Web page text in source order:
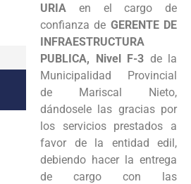
Intranet
URIA en el cargo de
confianza de GERENTE DE
INFRAESTRUCTURA
PUBLICA, Nivel F-3 de la
Municipalidad Provincial
de Mariscal Nieto,
dándosele las gracias por
los servicios prestados a
favor de la entidad edil,
debiendo hacer la entrega
de cargo con las